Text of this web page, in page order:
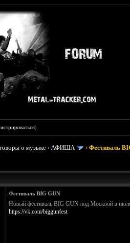
)
о музыке ›АФИША ›Фестиваль
Фестиваль BIG GUN
Новый фестиваль BIG GUN под Москвой в
https://vk.com/biggunfest